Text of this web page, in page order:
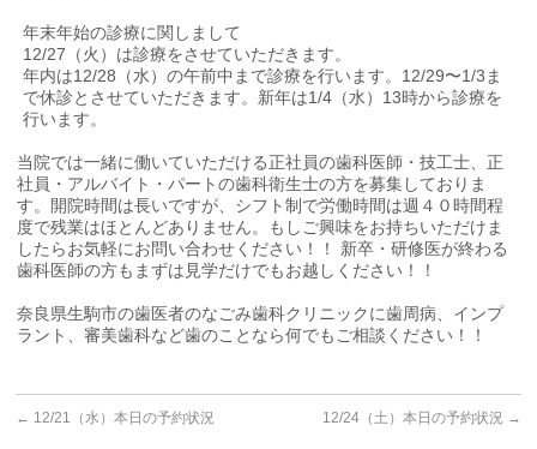
年末年始の診療に関しまして
12/27（火）は診療をさせていただきます。
年内は12/28（水）の午前中まで診療を行います。12/29〜1/3ま
で休診とさせていただきます。新年は1/4（水）13時から診療を
行います。
当院では一緒に働いていただける正社員の歯科医師・技工士、正
社員・アルバイト・パートの歯科衛生士の方を募集しておりま
す。開院時間は長いですが、シフト制で労働時間は週４０時間程
度で残業はほとんどありません。もしご興味をお持ちいただけま
したらお気軽にお問い合わせください！！ 新卒・研修医が終わる
歯科医師の方もまずは見学だけでもお越しください！！
奈良県生駒市の歯医者のなごみ歯科クリニックに歯周病、インプ
ラント、審美歯科など歯のことなら何でもご相談ください！！
← 12/21（水）本日の予約状況 12/24（土）本日の予約状況 →